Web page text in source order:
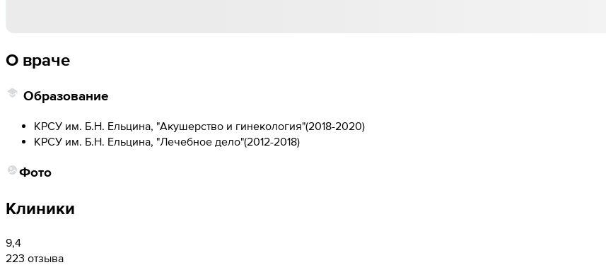
О враче
Образование
КРСУ им. Б.Н. Ельцина, "Акушерство и гинекология"(2018-2020)
КРСУ им. Б.Н. Ельцина, "Лечебное дело"(2012-2018)
Фото
Клиники
9,4
223 отзыва